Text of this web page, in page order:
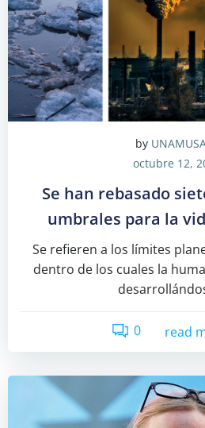
by
octubre 12,
Se han rebasado
umbrales para la
Se refieren a los límites
dentro de los cuales la
0 read